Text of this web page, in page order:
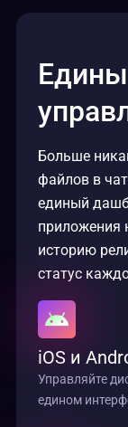
Больше
файлов в
единый
приложения
историю
статус
iOS и
Управляйте
едином